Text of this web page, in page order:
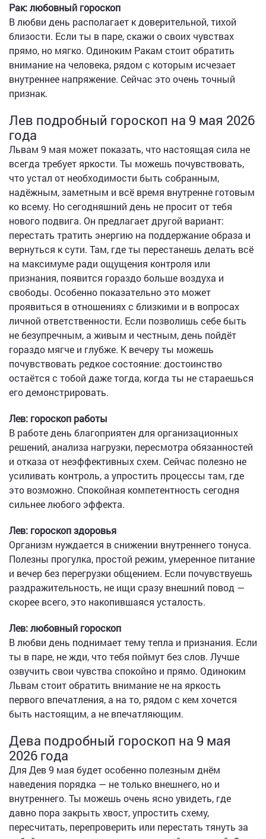
Рак: любовный гороскоп
В любви день располагает к доверительной, тихой
близости. Если ты в паре, скажи о своих чувствах
прямо, но мягко. Одиноким Ракам стоит обратить
внимание на человека, рядом с которым исчезает
внутреннее напряжение. Сейчас это очень точный
признак.
Лев подробный гороскоп на 9 мая 2026
года
Львам 9 мая может показать, что настоящая сила не
всегда требует яркости. Ты можешь почувствовать,
что устал от необходимости быть собранным,
надёжным, заметным и всё время внутренне готовым
ко всему. Но сегодняшний день не просит от тебя
нового подвига. Он предлагает другой вариант:
перестать тратить энергию на поддержание образа и
вернуться к сути. Там, где ты перестанешь делать всё
на максимуме ради ощущения контроля или
признания, появится гораздо больше воздуха и
свободы. Особенно показательно это может
проявиться в отношениях с близкими и в вопросах
личной ответственности. Если позволишь себе быть
не безупречным, а живым и честным, день пойдёт
гораздо мягче и глубже. К вечеру ты можешь
почувствовать редкое состояние: достоинство
остаётся с тобой даже тогда, когда ты не стараешься
его демонстрировать.
Лев: гороскоп работы
В работе день благоприятен для организационных
решений, анализа нагрузки, пересмотра обязанностей
и отказа от неэффективных схем. Сейчас полезно не
усиливать контроль, а упростить процессы там, где
это возможно. Спокойная компетентность сегодня
сильнее любого эффекта.
Лев: гороскоп здоровья
Организм нуждается в снижении внутреннего тонуса.
Полезны прогулка, простой режим, умеренное питание
и вечер без перегрузки общением. Если почувствуешь
раздражительность, не ищи сразу внешний повод —
скорее всего, это накопившаяся усталость.
Лев: любовный гороскоп
В любви день поднимает тему тепла и признания. Если
ты в паре, не жди, что тебя поймут без слов. Лучше
озвучить свои чувства спокойно и прямо. Одиноким
Львам стоит обратить внимание не на яркость
первого впечатления, а на то, рядом с кем хочется
быть настоящим, а не впечатляющим.
Дева подробный гороскоп на 9 мая
2026 года
Для Дев 9 мая будет особенно полезным днём
наведения порядка — не только внешнего, но и
внутреннего. Ты можешь очень ясно увидеть, где
давно пора закрыть хвост, упростить схему,
пересчитать, перепроверить или перестать тянуть за